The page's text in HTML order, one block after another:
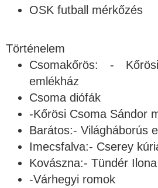
OSK futball mérkőzés
Történelem
Csomakőrös: -
emlékház
Csoma diófák
-Kőrösi Csoma Sándor
Barátos:- Világháborús
Imecsfalva:- Cserey
Kovászna:- Tündér
-Várhegyi romok